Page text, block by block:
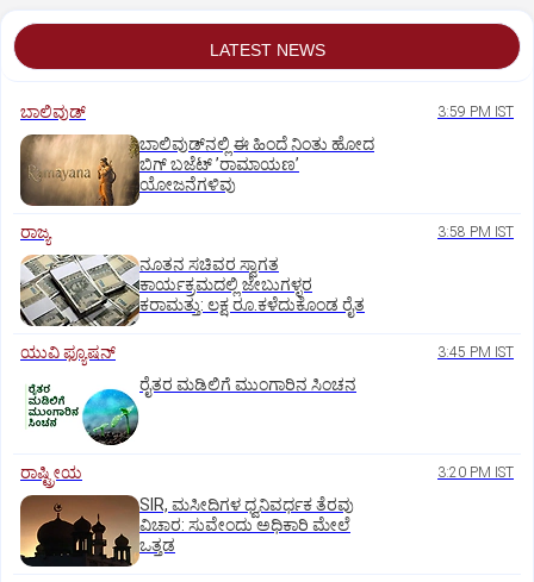
LATEST NEWS
ಬಾಲಿವುಡ್‌ 3:59 PM IST
ಬಾಲಿವುಡ್‌ನಲ್ಲಿ ಈ ಹಿಂದೆ ನಿಂತು ಹೋದ
ಬಿಗ್‌ ಬಜೆಟ್ ʼರಾಮಾಯಣʼ‌
ಯೋಜನೆಗಳಿವು
ರಾಜ್ಯ 3:58 PM IST
ನೂತನ ಸಚಿವರ ಸ್ವಾಗತ
ಕಾರ್ಯಕ್ರಮದಲ್ಲಿ ಜೇಬುಗಳ್ಳರ
ಕರಾಮತ್ತು: ಲಕ್ಷ ರೂ.ಕಳೆದುಕೊಂಡ ರೈತ
ಯುವಿ ಫ್ಯೂಷನ್ 3:45 PM IST
ರೈತರ ಮಡಿಲಿಗೆ ಮುಂಗಾರಿನ ಸಿಂಚನ
ರಾಷ್ಟ್ರೀಯ 3:20 PM IST
SIR, ಮಸೀದಿಗಳ ಧ್ವನಿವರ್ಧಕ ತೆರವು
ವಿಚಾರ: ಸುವೇಂದು ಅಧಿಕಾರಿ ಮೇಲೆ
ಒತ್ತಡ